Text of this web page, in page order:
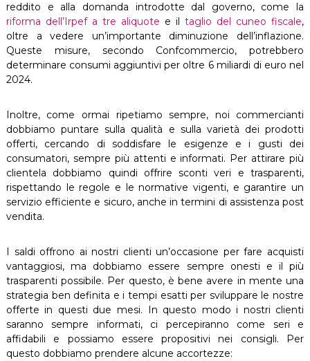
reddito e alla domanda introdotte dal governo, come la
riforma dell’Irpef a tre aliquote e iltaglio del cuneo fiscale,
oltre a vedere un’importante diminuzione dell’inflazione.
Queste misure, secondo Confcommercio, potrebbero
determinare consumi aggiuntivi per oltre 6 miliardi di euro nel
2024.
Inoltre, come ormai ripetiamo sempre, noi commercianti
dobbiamo puntare sulla qualità e sulla varietà dei prodotti
offerti, cercando di soddisfare le esigenze e i gusti dei
consumatori, sempre più attenti e informati. Per attirare più
clientela dobbiamo quindi offrire sconti veri e trasparenti,
rispettando le regole e le normative vigenti, e garantire un
servizio efficiente e sicuro, anche in termini di assistenza post
vendita.
I saldi offrono ai nostri clienti un’occasione per fare acquisti
vantaggiosi, ma dobbiamo essere sempre onesti e il più
trasparenti possibile. Per questo, è bene avere in mente una
strategia ben definita e i tempi esatti per sviluppare le nostre
offerte in questi due mesi. In questo modo i nostri clienti
saranno sempre informati, ci percepiranno come seri e
affidabili e possiamo essere propositivi nei consigli. Per
questo dobbiamo prendere alcune accortezze: